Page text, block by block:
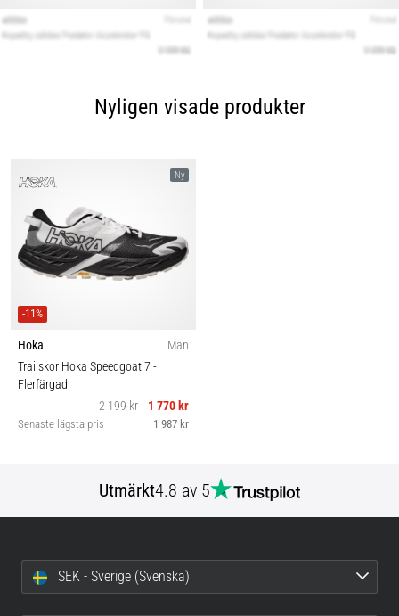
Nyligen visade produkter
Ny
-11%
Hoka
Män
Trailskor Hoka Speedgoat 7 -
Flerfärgad
2 199 kr
1 770 kr
Senaste lägsta pris 1 987 kr
Utmärkt4.8 av 5
SEK - Sverige (Svenska)